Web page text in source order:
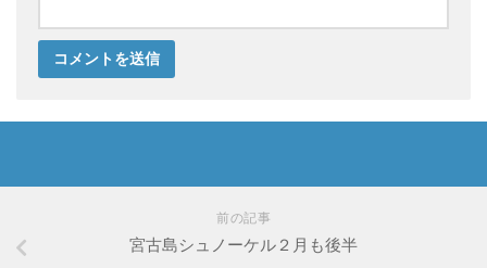
前の記事
宮古島シュノーケル２月も後半